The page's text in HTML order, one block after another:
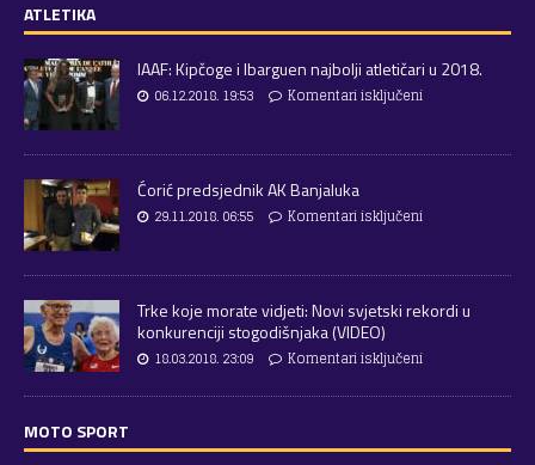
ATLETIKA
IAAF: Kipčoge i Ibarguen najbolji atletičari u 2018.
06.12.2018. 19:53 Komentari isključeni
Ćorić predsjednik AK Banjaluka
29.11.2018. 06:55 Komentari isključeni
Trke koje morate vidjeti: Novi svjetski rekordi u
konkurenciji stogodišnjaka (VIDEO)
18.03.2018. 23:09 Komentari isključeni
MOTO SPORT